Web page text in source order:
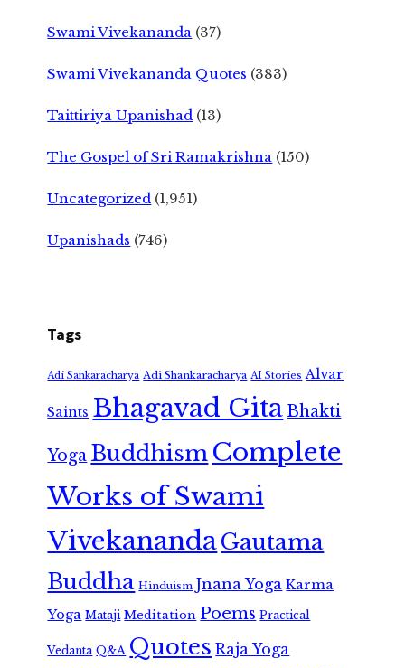
Swami Vivekananda (37)
Swami Vivekananda Quotes (383)
Taittiriya Upanishad (13)
The Gospel of Sri Ramakrishna (150)
Uncategorized (1,951)
Upanishads (746)
Tags
Adi Sankaracharya Adi Shankaracharya AI Stories Alvar
Saints Bhagavad GitaBhakti
Yoga Buddhism Complete
Works of Swami
VivekanandaGautama
Buddha Hinduism Jnana Yoga Karma
Yoga Mataji Meditation Poems Practical
Vedanta Q&A Quotes Raja Yoga